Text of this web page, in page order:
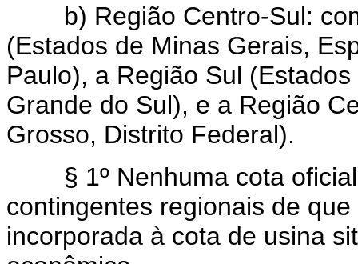
b) Região Centro-Sul:
(Estados de Minas Gerais,
Paulo), a Região Sul
Grande do Sul), e a Região
Grosso, Distrito Federal).
§ 1º Nenhuma cota oficial
contingentes regionais de
incorporada à cota de usina